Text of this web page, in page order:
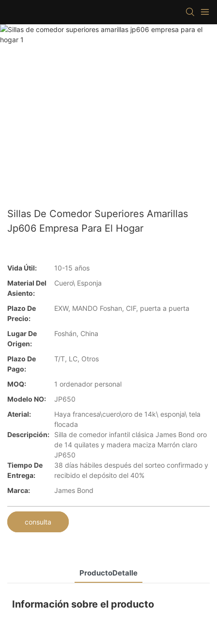
Sillas De Comedor Superiores Amarillas
Jp606 Empresa Para El Hogar
Vida Útil:
10-15 años
Material Del
Asiento:
Cuero\ Esponja
Plazo De
Precio:
EXW, MANDO Foshan, CIF, puerta a puerta
Lugar De
Origen:
Foshán, China
Plazo De
Pago:
T/T, LC, Otros
MOQ:
1 ordenador personal
Modelo NO:
JP650
Aterial:
Haya francesa\cuero\oro de 14k\ esponja\ tela
flocada
Descripción:
Silla de comedor infantil clásica James Bond oro
de 14 quilates y madera maciza Marrón claro
JP650
Tiempo De
Entrega:
38 días hábiles después del sorteo confirmado y
recibido el depósito del 40%
Marca:
James Bond
consulta
ProductoDetalle
Información sobre el producto